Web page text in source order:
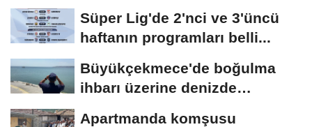
Süper Lig'de 2'nci ve 3'üncü
haftanın programları belli...
Büyükçekmece'de boğulma
ihbarı üzerine denizde
Apartmanda komşusu